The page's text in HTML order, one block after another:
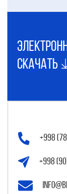
Скачать
+998
+998